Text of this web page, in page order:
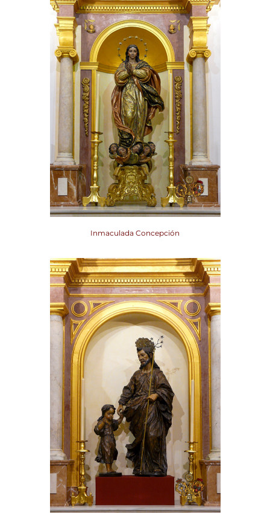
Inmaculada Concepción